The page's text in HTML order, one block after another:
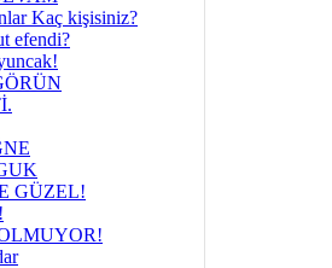
Kaç kişisiniz?
efendi?
GÜZEL!